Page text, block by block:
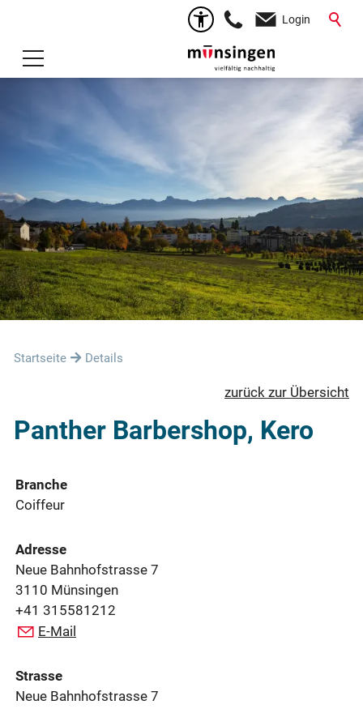
Login
Startseite Details
zurück zur Übersicht
Panther Barbershop, Kero
Branche
Coiffeur
Adresse
Neue Bahnhofstrasse 7
3110 Münsingen
+41 315581212
E-Mail
Strasse
Neue Bahnhofstrasse 7